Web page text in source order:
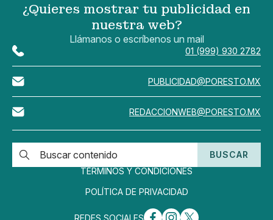
¿Quieres mostrar tu publicidad en
nuestra web?
Llámanos o escríbenos un mail
01 (999) 930 2782
PUBLICIDAD@PORESTO.MX
REDACCIONWEB@PORESTO.MX
BUSCAR
TÉRMINOS Y CONDICIONES
POLÍTICA DE PRIVACIDAD
REDES SOCIALES